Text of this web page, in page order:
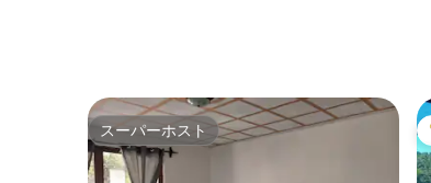
スーパーホスト
スーパーホスト